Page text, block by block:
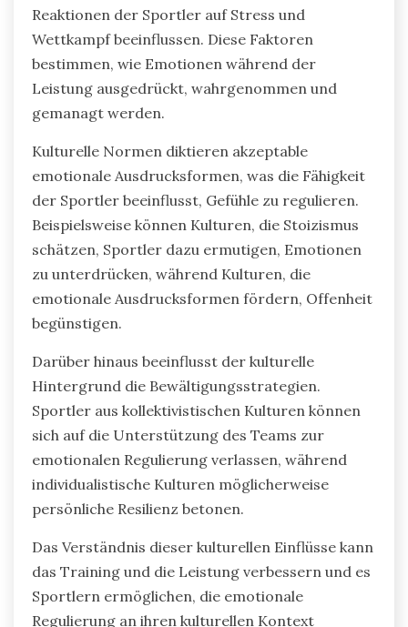
Reaktionen der Sportler auf Stress und
Wettkampf beeinflussen. Diese Faktoren
bestimmen, wie Emotionen während der
Leistung ausgedrückt, wahrgenommen und
gemanagt werden.
Kulturelle Normen diktieren akzeptable
emotionale Ausdrucksformen, was die Fähigkeit
der Sportler beeinflusst, Gefühle zu regulieren.
Beispielsweise können Kulturen, die Stoizismus
schätzen, Sportler dazu ermutigen, Emotionen
zu unterdrücken, während Kulturen, die
emotionale Ausdrucksformen fördern, Offenheit
begünstigen.
Darüber hinaus beeinflusst der kulturelle
Hintergrund die Bewältigungsstrategien.
Sportler aus kollektivistischen Kulturen können
sich auf die Unterstützung des Teams zur
emotionalen Regulierung verlassen, während
individualistische Kulturen möglicherweise
persönliche Resilienz betonen.
Das Verständnis dieser kulturellen Einflüsse kann
das Training und die Leistung verbessern und es
Sportlern ermöglichen, die emotionale
Regulierung an ihren kulturellen Kontext